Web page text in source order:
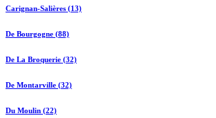
Carignan-Salières (13)
De Bourgogne (88)
De La Broquerie (32)
De Montarville (32)
Du Moulin (22)